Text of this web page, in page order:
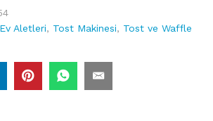
Aletleri, Tost Makinesi, Tost ve Waffle